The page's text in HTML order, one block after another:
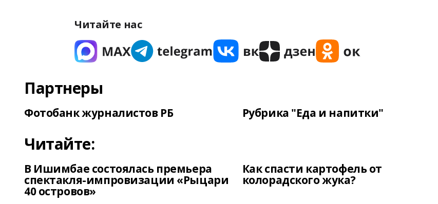
Читайте нас
Партнеры
Фотобанк журналистов РБ Рубрика "Еда и напитки"
Читайте:
В Ишимбае состоялась премьера
спектакля-импровизации «Рыцари
40 островов»
Как спасти картофель от
колорадского жука?